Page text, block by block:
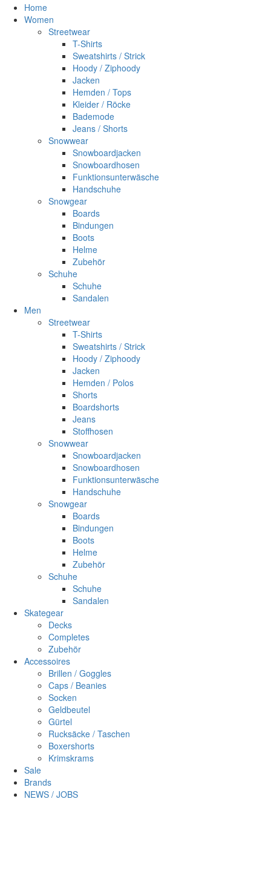
Home
Women
Streetwear
T-Shirts
Sweatshirts / Strick
Hoody / Ziphoody
Jacken
Hemden / Tops
Kleider / Röcke
Bademode
Jeans / Shorts
Snowwear
Snowboardjacken
Snowboardhosen
Funktionsunterwäsche
Handschuhe
Snowgear
Boards
Bindungen
Boots
Helme
Zubehör
Schuhe
Schuhe
Sandalen
Men
Streetwear
T-Shirts
Sweatshirts / Strick
Hoody / Ziphoody
Jacken
Hemden / Polos
Shorts
Boardshorts
Jeans
Stoffhosen
Snowwear
Snowboardjacken
Snowboardhosen
Funktionsunterwäsche
Handschuhe
Snowgear
Boards
Bindungen
Boots
Helme
Zubehör
Schuhe
Schuhe
Sandalen
Skategear
Decks
Completes
Zubehör
Accessoires
Brillen / Goggles
Caps / Beanies
Socken
Geldbeutel
Gürtel
Rucksäcke / Taschen
Boxershorts
Krimskrams
Sale
Brands
NEWS / JOBS